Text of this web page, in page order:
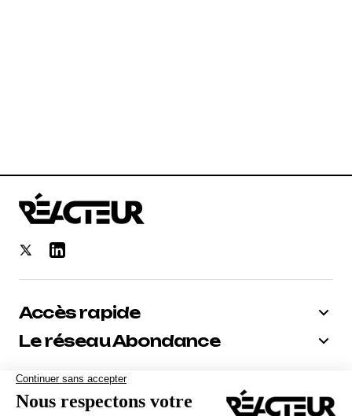
Accès rapide
Le réseau Abondance
Bénéficiez de -10% sur tous nos